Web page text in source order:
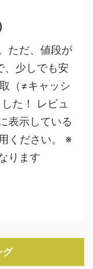
ただ、値段が
、少しでも安
（≠キャッシ
た！ レビュ
表示している
ください。 ※
ります
グ